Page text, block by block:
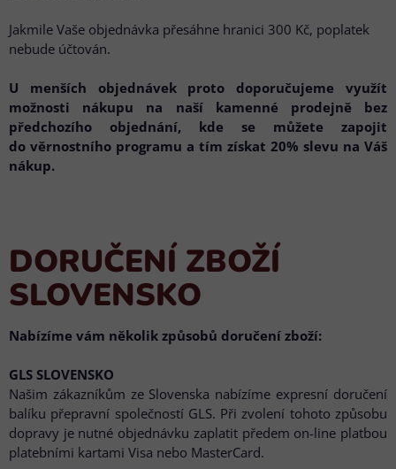
Jakmile Vaše objednávka přesáhne hranici 300 Kč, poplatek
nebude účtován.
U menších objednávek proto doporučujeme využít
možnosti nákupu na naší kamenné prodejně bez
předchozího objednání, kde se můžete zapojit
do věrnostního programu a tím získat 20% slevu na Váš
nákup.
DORUČENÍ ZBOŽÍ
SLOVENSKO
Nabízíme vám několik způsobů doručení zboží:
GLS SLOVENSKO
Našim zákazníkům ze Slovenska nabízíme expresní doručení
balíku přepravní společností GLS. Při zvolení tohoto způsobu
dopravy je nutné objednávku zaplatit předem on-line platbou
platebními kartami Visa nebo MasterCard.